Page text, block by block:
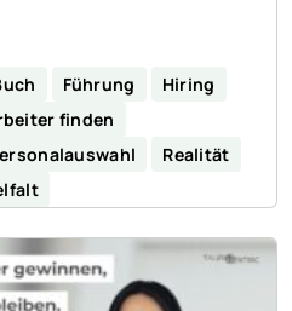
Führung
Hiring
finden
Realität